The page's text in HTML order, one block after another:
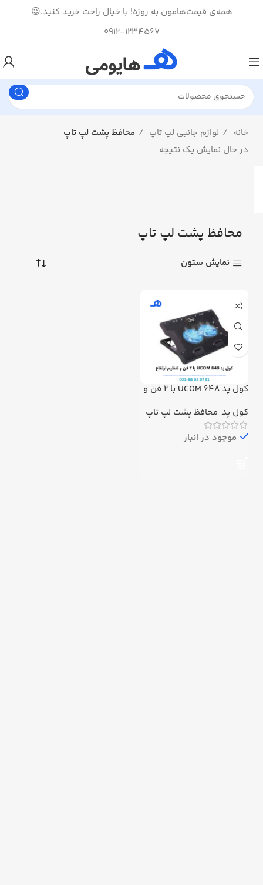
همه‌ی قیمت‌هامون به روزه! با خیال راحت خرید کنید.😉
0912-1234567
خانه لوازم جانبی لپ تاپ
محافظ پشت لپ تاپ
در حال نمایش یک نتیجه
محافظ پشت لپ تاپ
نمایش ستون
کول پد UCOM 648 با ۲ فن و
کول پد, محافظ پشت لپ تاپ
موجود در انبار